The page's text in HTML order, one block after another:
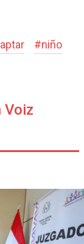
#niño
Voiz